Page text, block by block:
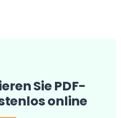
Sie PDF-
online